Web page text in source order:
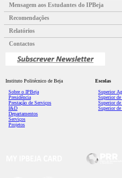
Mensagem aos Estudantes do IPBeja
Recomendações
Relatórios
Contactos
Instituto Politécnico de Beja
Sobre o IPBeja
Presidência
Prestação de Serviços
I&D
Departamentos
Serviços
Projetos
Escolas
Superior
Superior de
Superior de
Superior de